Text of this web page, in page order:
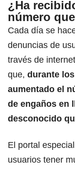
¿Ha
número
Cada día se
denuncias de
través de
que, durante
aumentado el
de engaños en
desconocido
El portal
usuarios tener